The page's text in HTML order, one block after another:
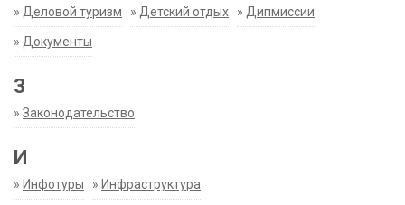
» Деловой туризм » Детский отдых » Дипмиссии
» Документы
З
» Законодательство
И
» Инфотуры » Инфраструктура